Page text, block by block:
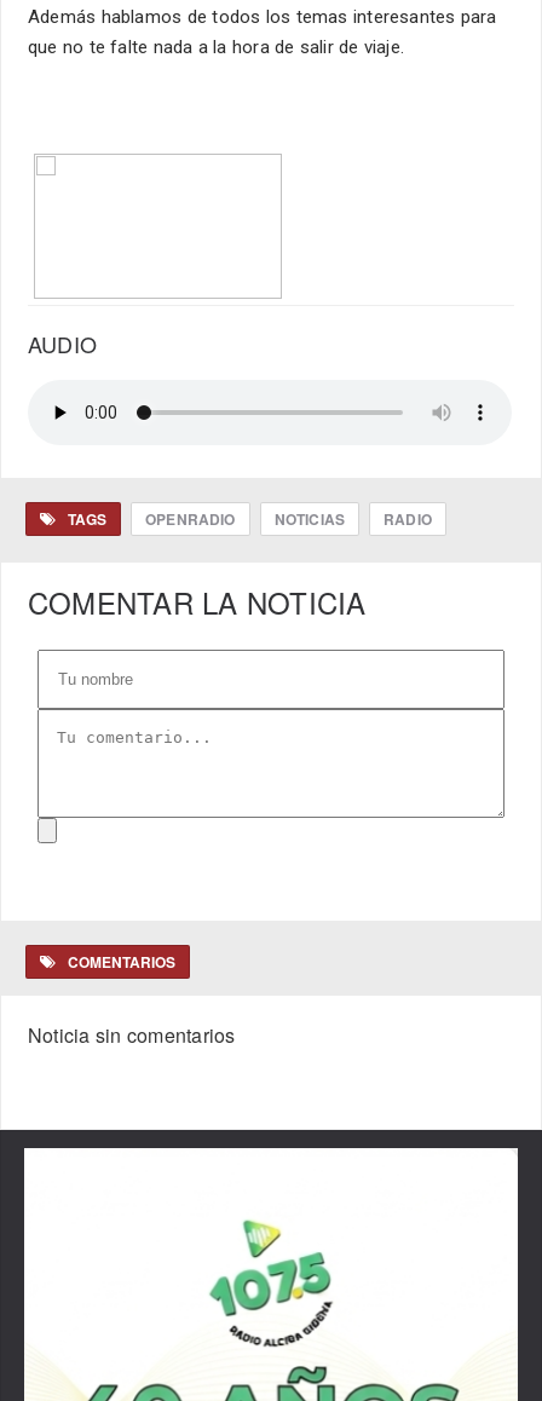
Además hablamos de todos los temas interesantes para
que no te falte nada a la hora de salir de viaje.
AUDIO
TAGS OPENRADIO NOTICIAS RADIO
COMENTAR LA NOTICIA
COMENTARIOS
Noticia sin comentarios